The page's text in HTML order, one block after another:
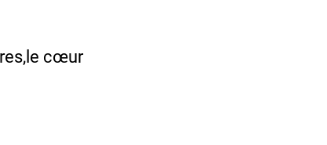
cœur